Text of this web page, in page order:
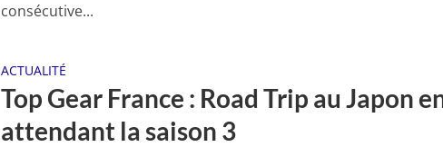
consécutive...
ACTUALITÉ
Top Gear France : Road Trip au Japon
attendant la saison 3